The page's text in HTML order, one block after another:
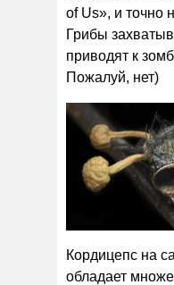
of Us», и точно
Грибы
приводят к
Пожалуй, нет)
Кордицепс на
обладает